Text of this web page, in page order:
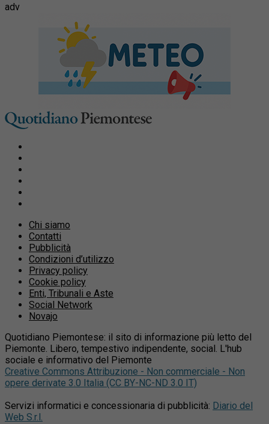
adv
Chi siamo
Contatti
Pubblicità
Condizioni d’utilizzo
Privacy policy
Cookie policy
Enti, Tribunali e Aste
Social Network
Novajo
Quotidiano Piemontese: il sito di informazione più letto del
Piemonte. Libero, tempestivo indipendente, social. L'hub
sociale e informativo del Piemonte
Creative Commons Attribuzione - Non commerciale - Non
opere derivate 3.0 Italia (CC BY-NC-ND 3.0 IT)
Servizi informatici e concessionaria di pubblicità: Diario del
Web S.r.l.